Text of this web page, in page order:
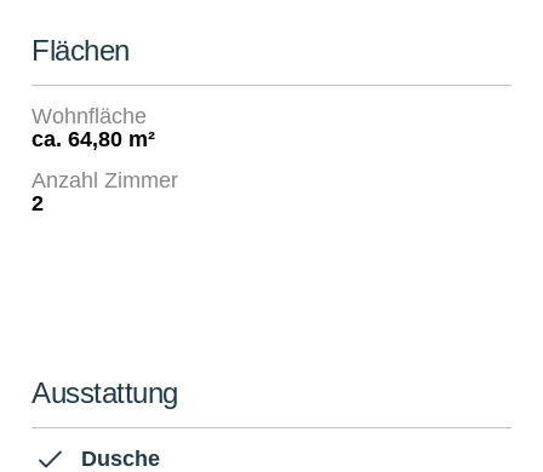
Flächen
Wohnfläche
ca. 64,80 m²
Anzahl Zimmer
2
Ausstattung
Dusche